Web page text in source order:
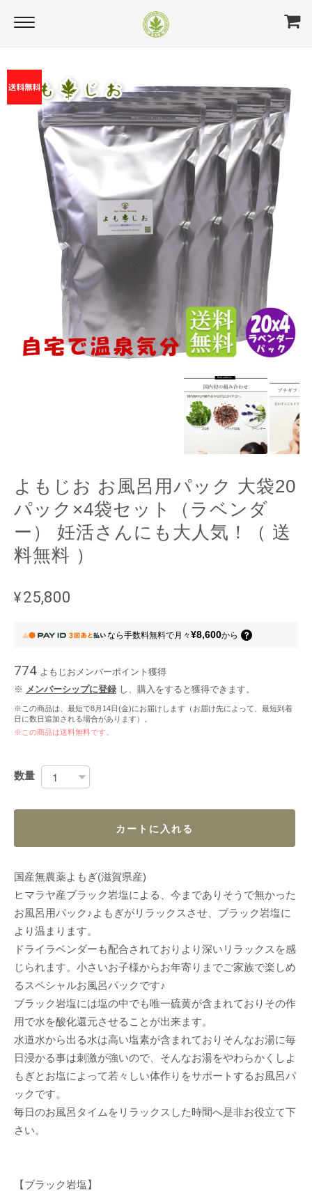
よもじお お風呂用パック 大袋20
パック×4袋セット（ラベンダ
ー） 妊活さんにも大人気！（ 送
料無料 ）
¥25,800
なら手数料無料で月々¥8,600から
774 よもじおメンバーポイント 獲得
※ メンバーシップに登録 し、購入をすると獲得できます。
※この商品は、最短で8月14日(金)にお届けします（お届け先によって、最短到着
日に数日追加される場合があります）。
※この商品は送料無料です。
数量
カートに入れる
国産無農薬よもぎ(滋賀県産)
ヒマラヤ産ブラック岩塩による、今までありそうで無かった
お風呂用パック♪よもぎがリラックスさせ、ブラック岩塩に
より温まります。
ドライラベンダーも配合されておりより深いリラックスを感
じられます。小さいお子様からお年寄りまでご家族で楽しめ
るスペシャルお風呂パックです♪
ブラック岩塩には塩の中でも唯一硫黄が含まれておりその作
用で水を酸化還元させることが出来ます。
水道水から出る水は高い塩素が含まれておりそんなお湯に毎
日浸かる事は刺激が強いので、そんなお湯をやわらかくしよ
もぎとお塩によって若々しい体作りをサポートするお風呂パ
ックです。
毎日のお風呂タイムをリラックスした時間へ是非お役立て下
さい。
【ブラック岩塩】